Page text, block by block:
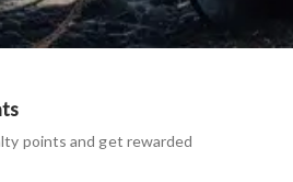
points and get rewarded